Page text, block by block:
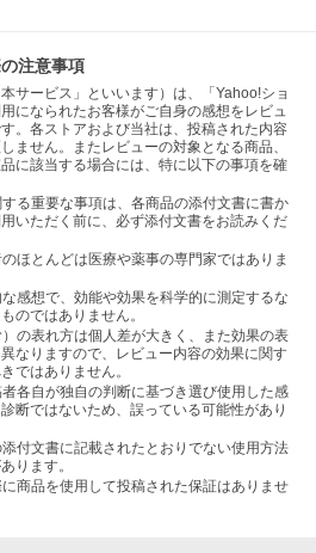
注意事項
サービス」といいます）は、「Yahoo!ショ
になられたお客様がご自身の感想をレビュ
。各ストアおよび当社は、投稿された内容
ません。またレビューの対象となる商品、
に該当する場合には、特に以下の事項を確
る重要な事項は、各商品の添付文書に書か
いただく前に、必ず添付文書をお読みくだ
ほとんどは医療や薬事の専門家ではありま
感想で、効能や効果を科学的に測定するな
のではありません。
の表れ方は個人差が大きく、また効果の表
なりますので、レビュー内容の効果に関す
ではありません。
各自が独自の判断に基づき選び使用した感
断ではないため、誤っている可能性があり
付文書に記載されたとおりでない使用方法
ります。
商品を使用して投稿された保証はありませ